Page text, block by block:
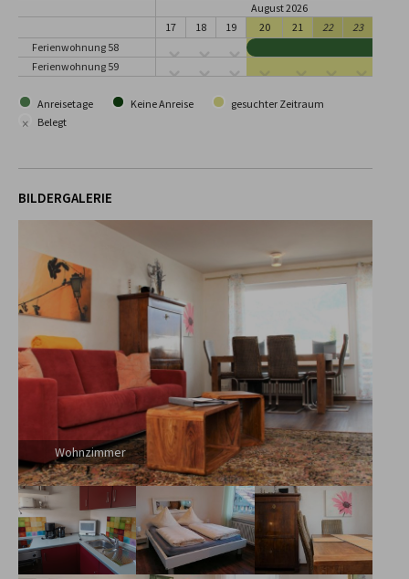
August 2026
17
18 19 20 21 22 23
Ferienwohnung 58
Ferienwohnung 59
Anreisetage Keine Anreise gesuchter Zeitraum
× Belegt
BILDERGALERIE
Wohnzimmer